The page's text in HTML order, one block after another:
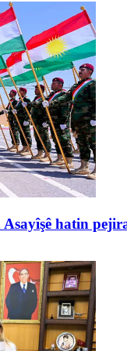
Asayîşê hatin